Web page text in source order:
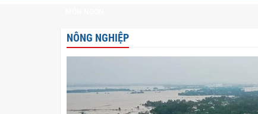
NÔNG NGHIỆP